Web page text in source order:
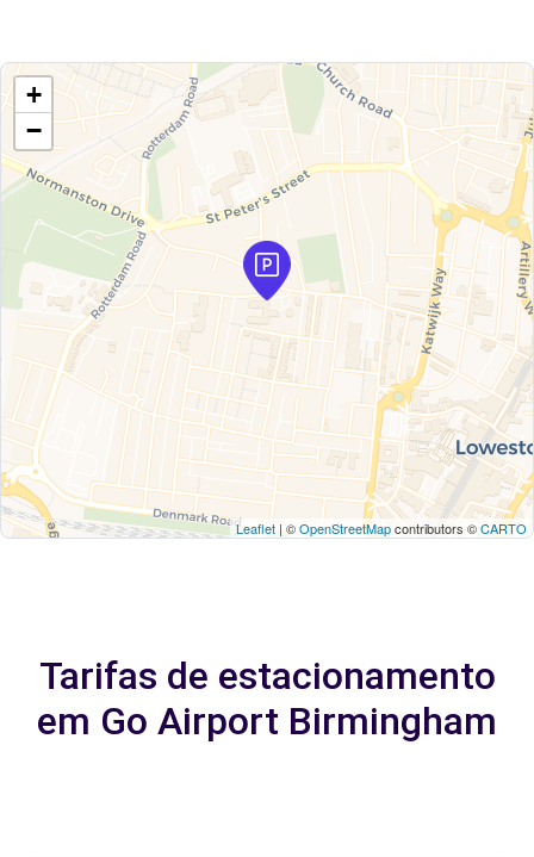
+
−
Leaflet | ©OpenStreetMapcontributors ©CARTO
Tarifas de estacionamento
em Go Airport Birmingham